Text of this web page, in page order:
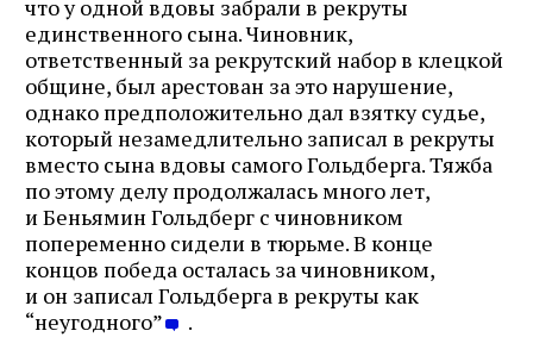
что у одной вдовы забрали в рекруты
единственного сына. Чиновник,
ответственный за рекрутский набор в клецкой
общине, был арестован за это нарушение,
однако предположительно дал взятку судье,
который незамедлительно записал в рекруты
вместо сына вдовы самого Гольдберга. Тяжба
по этому делу продолжалась много лет,
и Беньямин Гольдберг с чиновником
попеременно сидели в тюрьме. В конце
концов победа осталась за чиновником,
и он записал Гольдберга в рекруты как
“неугодного”
.